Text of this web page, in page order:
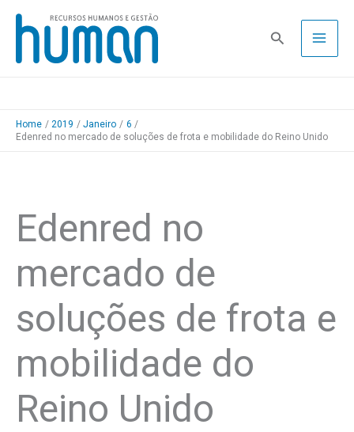
Skip
content
Pesquisa
Home 2019 Janeiro
6
Edenred no mercado de soluções de frota e mobilidade do Reino Unido
Edenred no
mercado de
soluções de frota e
mobilidade do
Reino Unido